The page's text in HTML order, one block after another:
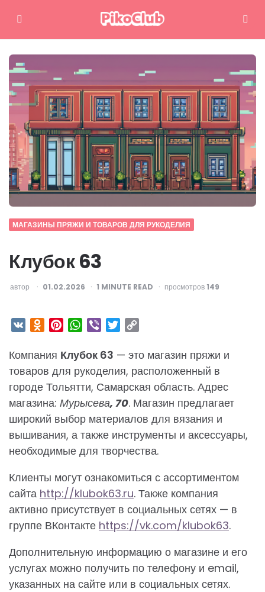
Меню Поиск
МАГАЗИНЫ ПРЯЖИ И ТОВАРОВ ДЛЯ РУКОДЕЛИЯ
Клубок 63
ОПУБЛИКОВАНО
автор 01.02.2026 1 MINUTE READ просмотров 149
VK Odnoklassniki
PinterestWhatsApp
Viber Twitter
Компания Клубок 63 — это магазин пряжи и
товаров для рукоделия, расположенный в
городе Тольятти, Самарская область. Адрес
магазина: Мурысева, 70. Магазин предлагает
широкий выбор материалов для вязания и
вышивания, а также инструменты и аксессуары,
необходимые для творчества.
Клиенты могут ознакомиться с ассортиментом
сайта http://klubok63.ru. Также компания
активно присутствует в социальных сетях — в
группе ВКонтакте https://vk.com/klubok63.
Дополнительную информацию о магазине и его
услугах можно получить по телефону и email,
указанных на сайте или в социальных сетях.